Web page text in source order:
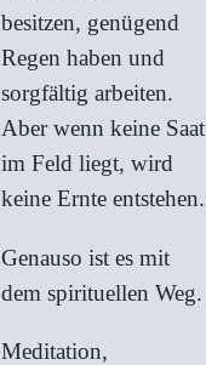
besitzen, genügend
Regen haben und
sorgfältig arbeiten.
Aber wenn keine Saat
im Feld liegt, wird
keine Ernte entstehen.
Genauso ist es mit
dem spirituellen Weg.
Meditation,